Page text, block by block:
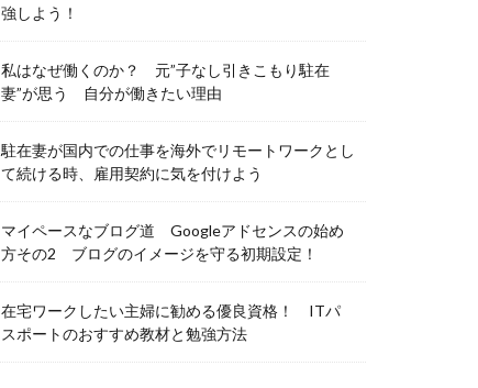
強しよう！
私はなぜ働くのか？ 元”子なし引きこもり駐在
妻”が思う 自分が働きたい理由
駐在妻が国内での仕事を海外でリモートワークとし
て続ける時、雇用契約に気を付けよう
マイペースなブログ道 Googleアドセンスの始め
方その2 ブログのイメージを守る初期設定！
在宅ワークしたい主婦に勧める優良資格！ ITパ
スポートのおすすめ教材と勉強方法